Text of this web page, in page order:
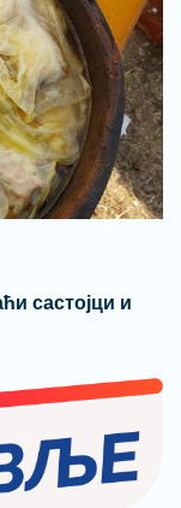
састојци и